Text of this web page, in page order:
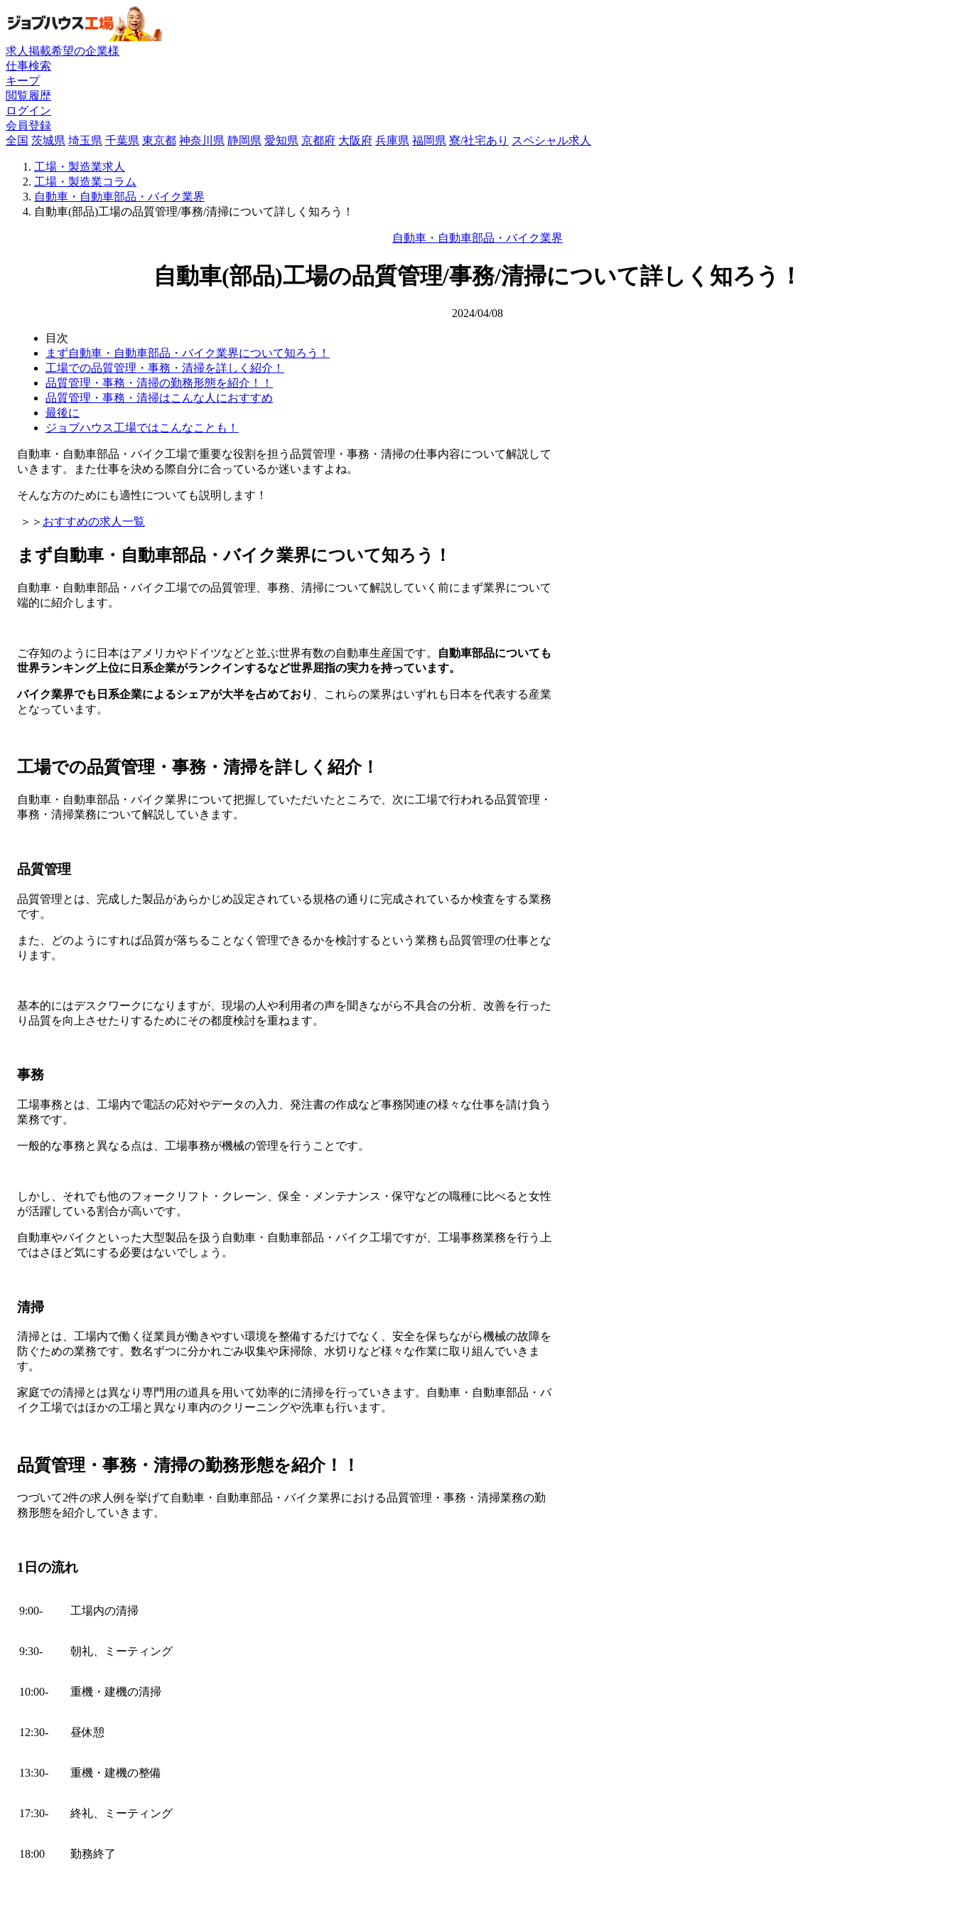
求人掲載希望の企業様
仕事検索
キープ
閲覧履歴
ログイン
会員登録
全国 茨城県 埼玉県 千葉県 東京都 神奈川県 静岡県 愛知県 京都府 大阪府 兵庫県 福岡県 寮/社宅あり スペシャル求人
工場・製造業求人
工場・製造業コラム
自動車・自動車部品・バイク業界
自動車(部品)工場の品質管理/事務/清掃について詳しく知ろう！
自動車・自動車部品・バイク業界
自動車(部品)工場の品質管理/事務/清掃について詳しく知ろう！
2024/04/08
目次
まず自動車・自動車部品・バイク業界について知ろう！
工場での品質管理・事務・清掃を詳しく紹介！
品質管理・事務・清掃の勤務形態を紹介！！
品質管理・事務・清掃はこんな人におすすめ
最後に
ジョブハウス工場ではこんなことも！
自動車・自動車部品・バイク工場で重要な役割を担う品質管理・事務・清掃の仕事内容について解説して
いきます。また仕事を決める際自分に合っているか迷いますよね。
そんな方のためにも適性についても説明します！
＞＞ おすすめの求人一覧
まず自動車・自動車部品・バイク業界について知ろう！
自動車・自動車部品・バイク工場での品質管理、事務、清掃について解説していく前にまず業界について
端的に紹介します。
ご存知のように日本はアメリカやドイツなどと並ぶ世界有数の自動車生産国です。
自動車部品についても
世界ランキング上位に日系企業がランクインするなど世界屈指の実力を持っています。
バイク業界でも日系企業によるシェアが大半を占めており
、これらの業界はいずれも日本を代表する産業
となっています。
工場での品質管理・事務・清掃を詳しく紹介！
自動車・自動車部品・バイク業界について把握していただいたところで、次に工場で行われる品質管理・
事務・清掃業務について解説していきます。
品質管理
品質管理とは、完成した製品があらかじめ設定されている規格の通りに完成されているか検査をする業務
です。
また、どのようにすれば品質が落ちることなく管理できるかを検討するという業務も品質管理の仕事とな
ります。
基本的にはデスクワークになりますが、現場の人や利用者の声を聞きながら不具合の分析、改善を行った
り品質を向上させたりするためにその都度検討を重ねます。
事務
工場事務とは、工場内で電話の応対やデータの入力、発注書の作成など事務関連の様々な仕事を請け負う
業務です。
一般的な事務と異なる点は、工場事務が機械の管理を行うことです。
しかし、それでも他のフォークリフト・クレーン、保全・メンテナンス・保守などの職種に比べると女性
が活躍している割合が高いです。
自動車やバイクといった大型製品を扱う自動車・自動車部品・バイク工場ですが、工場事務業務を行う上
ではさほど気にする必要はないでしょう。
清掃
清掃とは、工場内で働く従業員が働きやすい環境を整備するだけでなく、安全を保ちながら機械の故障を
防ぐための業務です。数名ずつに分かれごみ収集や床掃除、水切りなど様々な作業に取り組んでいきま
す。
家庭での清掃とは異なり専門用の道具を用いて効率的に清掃を行っていきます。自動車・自動車部品・バ
イク工場ではほかの工場と異なり車内のクリーニングや洗車も行います。
品質管理・事務・清掃の勤務形態を紹介！！
つづいて2件の求人例を挙げて自動車・自動車部品・バイク業界における品質管理・事務・清掃業務の勤
務形態を紹介していきます。
1日の流れ
9:00- 工場内の清掃
9:30- 朝礼、ミーティング
10:00- 重機・建機の清掃
12:30- 昼休憩
13:30- 重機・建機の整備
17:30- 終礼、ミーティング
18:00 勤務終了